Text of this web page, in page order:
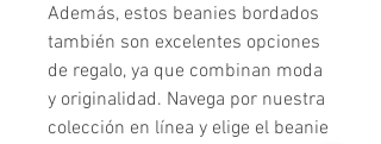
Además, estos beanies bordados
también son excelentes opciones
de regalo, ya que combinan moda
y originalidad. Navega por nuestra
colección en línea y elige el beanie